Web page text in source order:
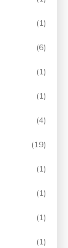
(1)
(6)
(1)
(1)
(4)
(19)
(1)
(1)
(1)
(1)